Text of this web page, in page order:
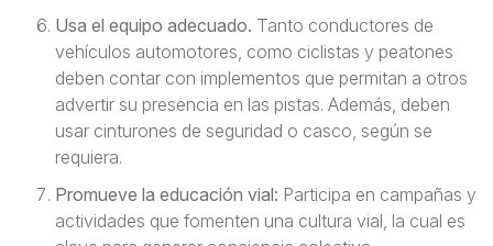
Usa el equipo adecuado. Tanto conductores de
vehículos automotores, como ciclistas y peatones
deben contar con implementos que permitan a otros
advertir su presencia en las pistas. Además, deben
usar cinturones de seguridad o casco, según se
requiera.
Promueve la educación vial: Participa en campañas y
actividades que fomenten una cultura vial, la cual es